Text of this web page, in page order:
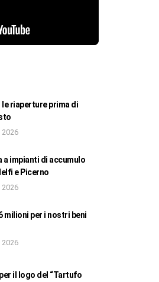
le riaperture prima di
a impianti di accumulo
e Picerno
milioni per i nostri beni
il logo del “Tartufo